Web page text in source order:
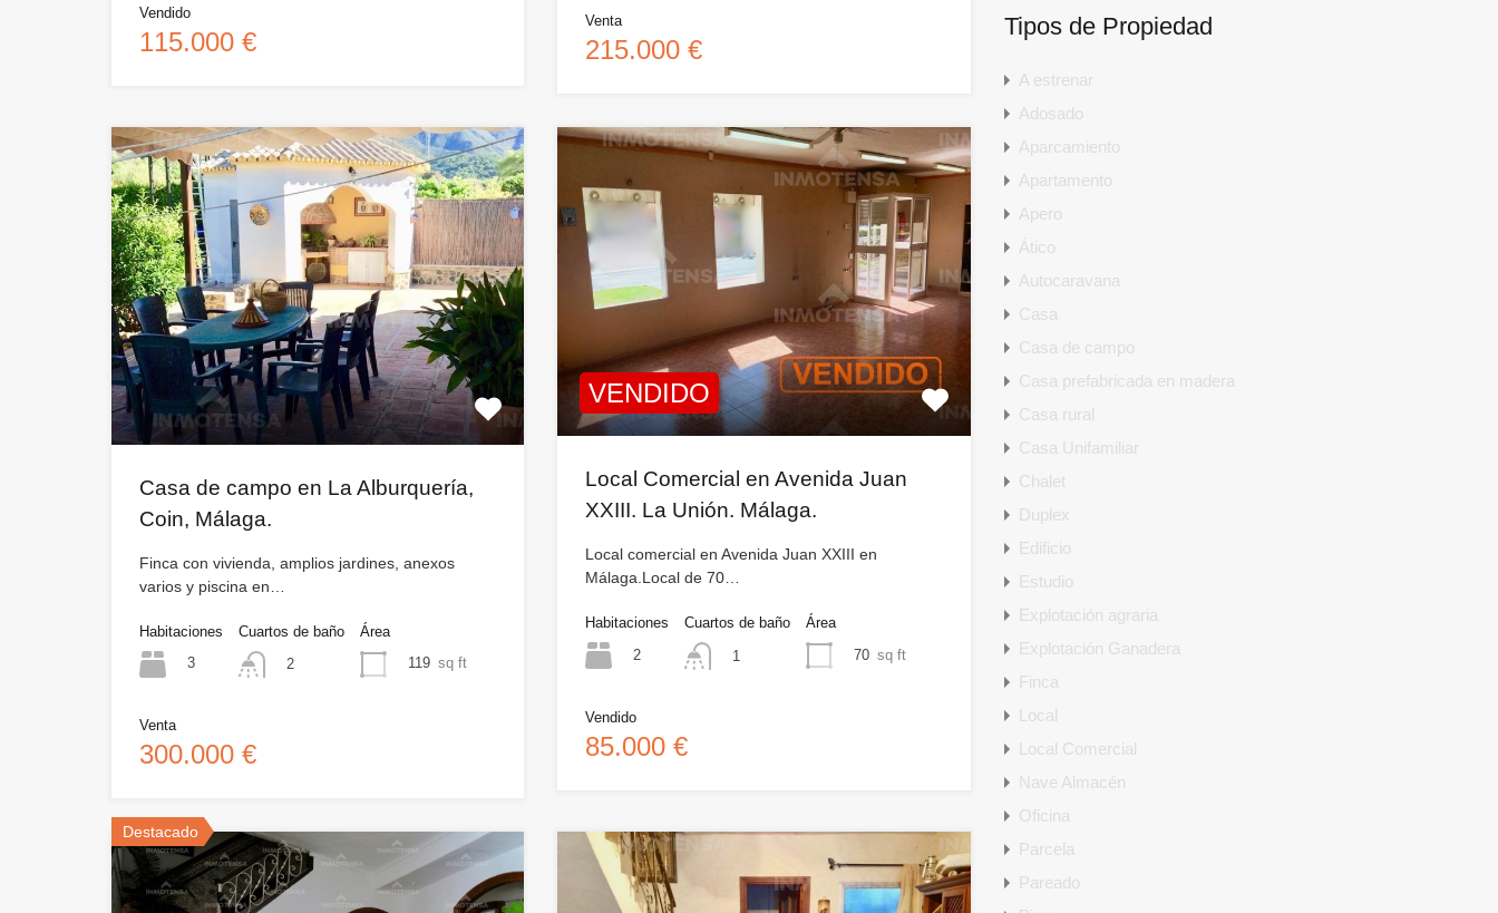
Vendido
115.000 €
Venta
215.000 €
Casa de campo en La Alburquería,
Coin, Málaga.
Finca con vivienda, amplios jardines, anexos
varios y piscina en…
Habitaciones
3
Cuartos de baño
2
Área
119 sq ft
Venta
300.000 €
VENDIDO
Local Comercial en Avenida Juan
XXIII. La Unión. Málaga.
Local comercial en Avenida Juan XXIII en
Málaga.Local de 70…
Habitaciones
2
Cuartos de baño
1
Área
70 sq ft
Vendido
85.000 €
Destacado
Tipos de Propiedad
A estrenar
Adosado
Aparcamiento
Apartamento
Apero
Ático
Autocaravana
Casa
Casa de campo
Casa prefabricada en madera
Casa rural
Casa Unifamiliar
Chalet
Duplex
Edificio
Estudio
Explotación agraria
Explotación Ganadera
Finca
Local
Local Comercial
Nave Almacén
Oficina
Parcela
Pareado